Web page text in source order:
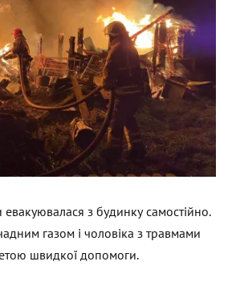
евакуювалася з будинку самостійно.
газом і чоловіка з травмами
швидкої допомоги.